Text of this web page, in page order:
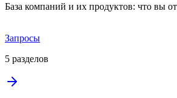
База компаний и их продуктов: что вы
Запросы
5 разделов